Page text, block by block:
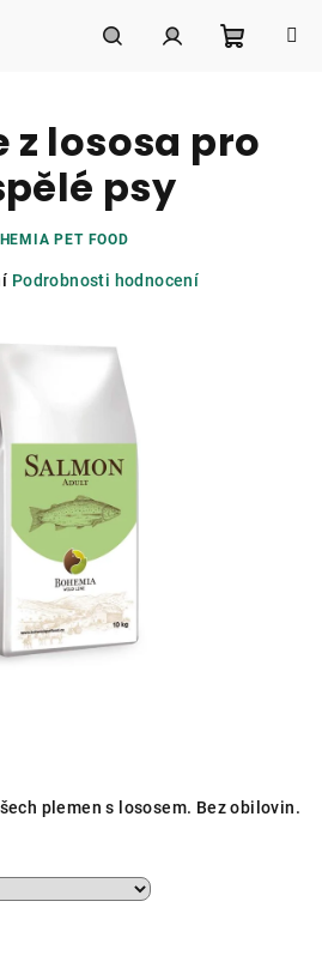
košík
plemen s lososem. Bez obilovin.
z lososa pro
psy
PET FOOD
Podrobnosti hodnocení